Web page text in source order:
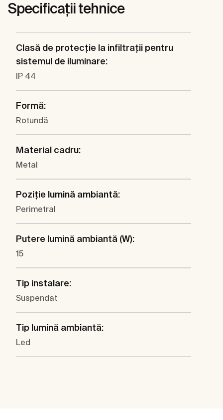
Specificații tehnice
Clasă de protecţie la infiltraţii pentru
sistemul de iluminare:
IP 44
Formă:
Rotundă
Material cadru:
Metal
Poziţie lumină ambiantă:
Perimetral
Putere lumină ambiantă (W):
15
Tip instalare:
Suspendat
Tip lumină ambiantă:
Led